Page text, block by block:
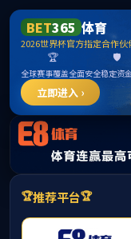
3044永
当前位置：首页
应用统计
责编：审核：